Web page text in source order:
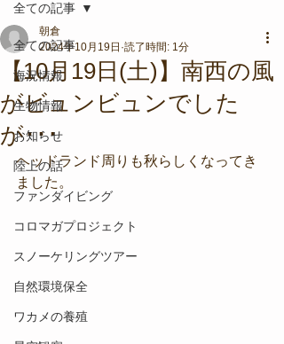
全ての記事
海況情報
生物情報
お知らせ
陸上の話
ファンダイビング
コロマガプロジェクト
スノーケリングツアー
自然環境保全
ワカメの養殖
全ての記事
【10月19日(土)】南西の風
がビュンビュンでした
が･･･
朝倉
2024年10月19日 読了時間: 1分
ヘッドランド周りも秋らしくなってき
ました。